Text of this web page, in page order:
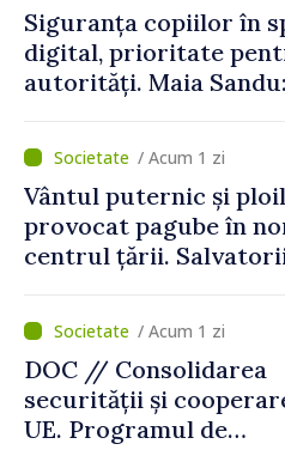
Siguranța copiilor în
digital, prioritate
autorități. Maia Sandu:
mecanisme care să-i
protejeze”/ Acum 1 zi
Vântul puternic și
provocat pagube în
centrul țării.
/ Acum 1 zi
DOC // Consolidarea
securității și
UE. Programul de